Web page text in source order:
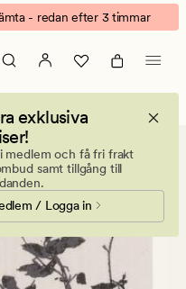
- redan efter 3 timmar
exklusiva
medlem och få fri frakt
samt tillgång till
/ Logga in